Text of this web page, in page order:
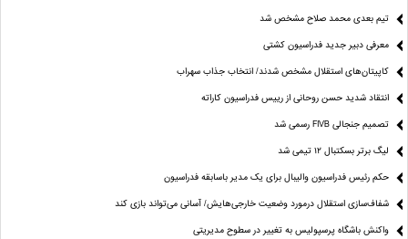
تیم بعدی محمد صلاح مشخص شد
معرفی دبیر جدید فدراسیون کشتی
کاپیتان‌های استقلال مشخص شدند/ انتخاب جذاب سهراب
انتقاد شدید حسن روحانی از رییس فدراسیون کاراته
تصمیم جنجالی FIVB رسمی شد
لیگ برتر بسکتبال ۱۲ تیمی شد
حکم رئیس فدراسیون والیبال برای یک مدیر باسابقه فدراسیون
شفاف‌سازی استقلال درمورد وضعیت خارجی‌هایش/ آسانی می‌تواند بازی کند
واکنش باشگاه پرسپولیس به تغییر در سطوح مدیریتی